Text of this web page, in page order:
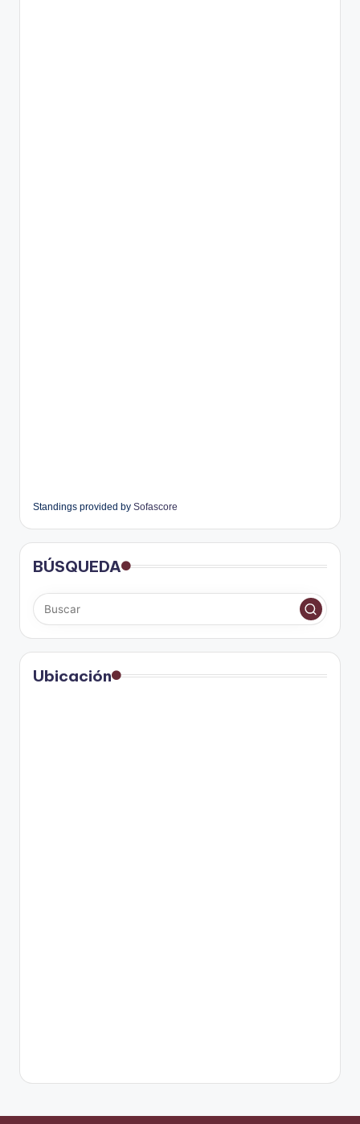
Standings provided by Sofascore
BÚSQUEDA
Ubicación